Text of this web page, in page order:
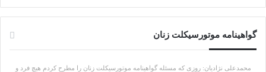
گواهینامه موتورسیکلت زنان
محمدعلی نژادیان: روزی که مسئله گواهینامه موتورسیکلت زنان را مطرح کردم هیچ فرد و